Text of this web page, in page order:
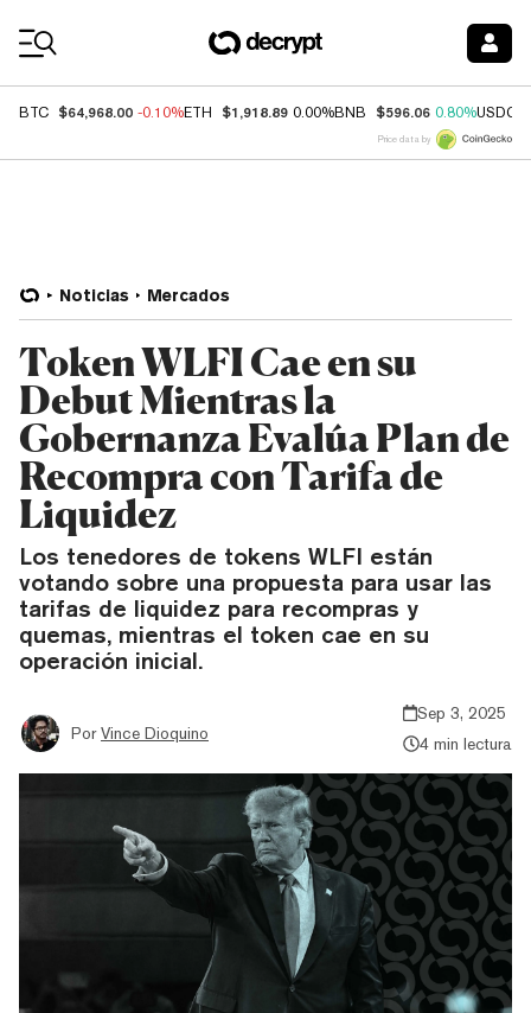
BTC $64,968.00 -0.10%ETH $1,918.89 0.00%BNB $596.06 0.80%USDC
Price data by
Noticias Mercados
Token WLFI Cae en su
Debut Mientras la
Gobernanza Evalúa Plan de
Recompra con Tarifa de
Liquidez
Los tenedores de tokens WLFI están
votando sobre una propuesta para usar las
tarifas de liquidez para recompras y
quemas, mientras el token cae en su
operación inicial.
Por Vince Dioquino
Sep 3, 2025
4 min lectura